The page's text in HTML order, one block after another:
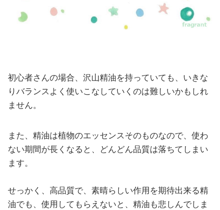
初心者さんの場合、沢山精油を持っていても、いきな
りバランスよく使いこなしていくのは難しいかもしれ
ません。
また、精油は植物のエッセンスそのものなので、使わ
ない期間が長くなると、どんどん品質は落ちてしまい
ます。
せっかく、高品質で、素晴らしい作用を期待出来る精
油でも、使用してもらえないと、精油も悲しんでしま